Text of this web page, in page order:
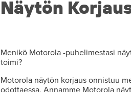
Näytön
Menikö Motorola -puhelimestasi
toimi?
Motorola näytön korjaus onnistuu
odottaessa. Annamme Motorola